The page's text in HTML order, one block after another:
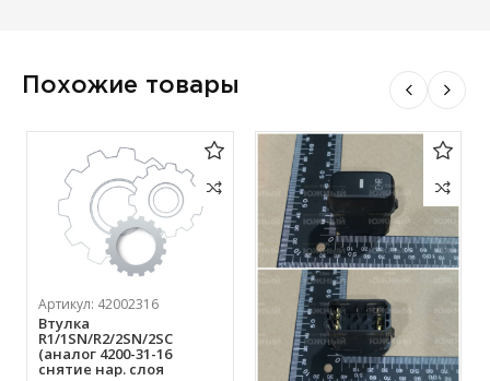
Похожие товары
Артикул: 42002316
Втулка
R1/1SN/R2/2SN/2SC
(аналог 4200-31-16
снятие нар. слоя